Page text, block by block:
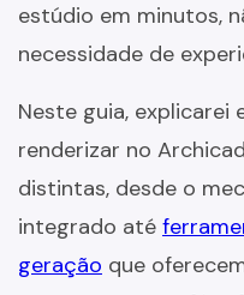
estúdio em minutos,
necessidade de
Neste guia, explicarei
renderizar no
distintas, desde o
integrado até
geração que